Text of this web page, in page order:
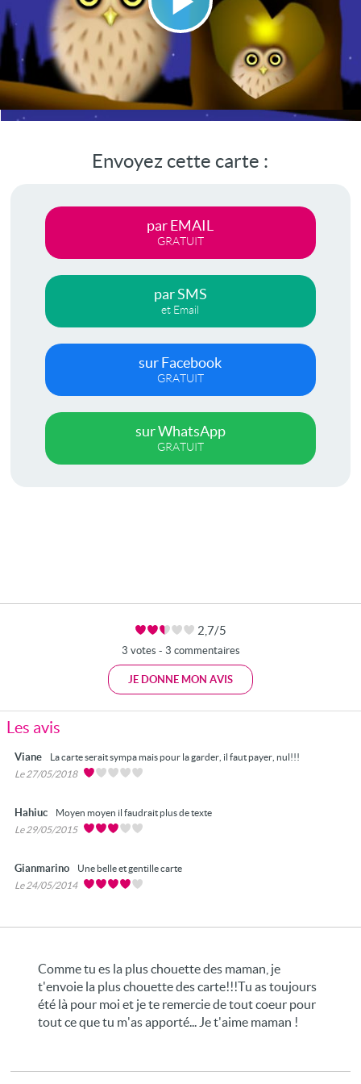
Lire
la
vidéo
Envoyez cette carte :
par EMAIL
GRATUIT
par SMS
et Email
sur Facebook
GRATUIT
sur WhatsApp
GRATUIT
2,7/5
3 votes - 3 commentaires
JE DONNE MON AVIS
Les avis
Viane
La carte serait sympa mais pour la garder, il faut payer, nul!!!
Le 27/05/2018
Hahiuc
Moyen moyen il faudrait plus de texte
Le 29/05/2015
Gianmarino
Une belle et gentille carte
Le 24/05/2014
Comme tu es la plus chouette des maman, je
t'envoie la plus chouette des carte!!!Tu as toujours
été là pour moi et je te remercie de tout coeur pour
tout ce que tu m'as apporté... Je t'aime maman !